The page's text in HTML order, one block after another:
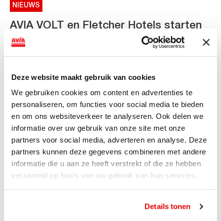
Deze website maakt gebruik van cookies
We gebruiken cookies om content en advertenties te
personaliseren, om functies voor social media te bieden
en om ons websiteverkeer te analyseren. Ook delen we
informatie over uw gebruik van onze site met onze
partners voor social media, adverteren en analyse. Deze
partners kunnen deze gegevens combineren met andere
informatie die u aan ze heeft verstrekt of die ze hebben
verzameld op basis van uw gebruik van hun services.
Details tonen
NIEUWS
AVIA VOLT en Fletcher Hotels starten
landelijke uitrol van DC-
van DC-snellaadinfrastructuur AVIA VOLT en...
Lees verder